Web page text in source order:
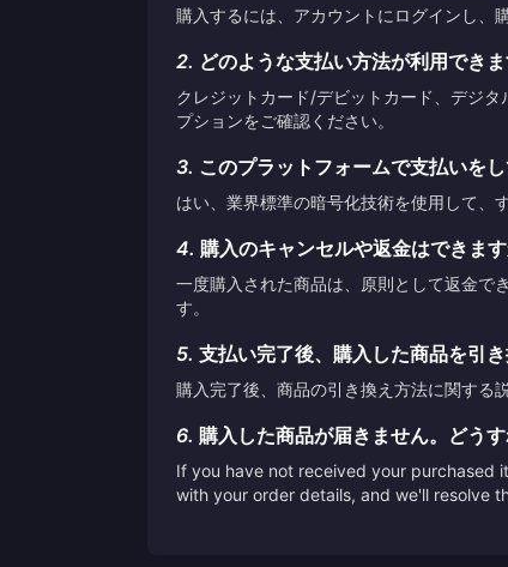
購入するには、アカウントにログインし、
2. どのような支払い方法が利用できま
クレジットカード/デビットカード、デジ
プションをご確認ください。
3. このプラットフォームで支払いを
はい、業界標準の暗号化技術を使用して、
4. 購入のキャンセルや返金はできま
一度購入された商品は、原則として返金で
す。
5. 支払い完了後、購入した商品を引
購入完了後、商品の引き換え方法に関する
6. 購入した商品が届きません。どう
If you have not received your purchased
with your order details, and we'll resolve